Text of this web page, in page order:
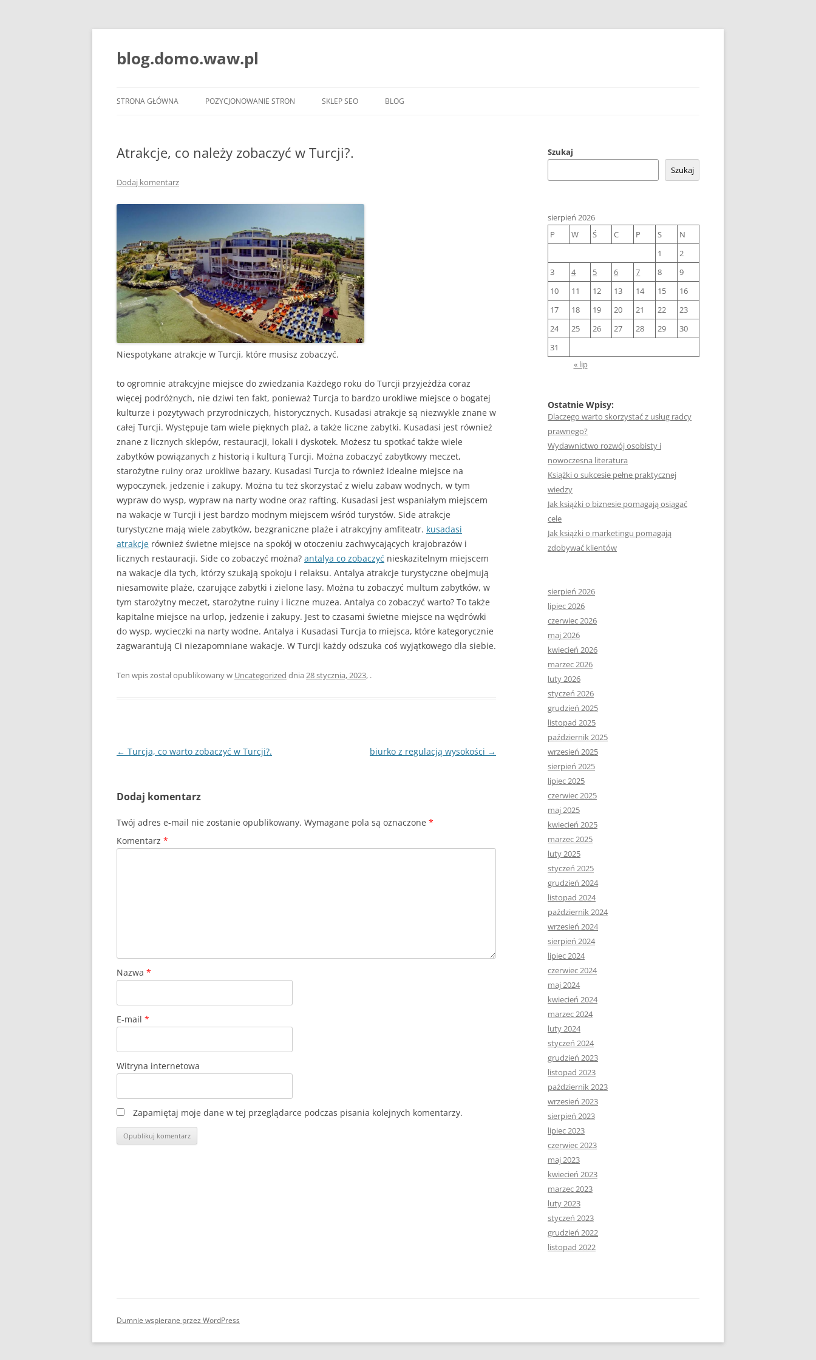
blog.domo.waw.pl
STRONA GŁÓWNA POZYCJONOWANIE STRON SKLEP SEO BLOG
Atrakcje, co należy zobaczyć w Turcji?.
Dodaj komentarz
Niespotykane atrakcje w Turcji, które musisz zobaczyć.
to ogromnie atrakcyjne miejsce do zwiedzania Każdego roku do Turcji przyjeżdża coraz
więcej podróżnych, nie dziwi ten fakt, ponieważ Turcja to bardzo urokliwe miejsce o bogatej
kulturze i pozytywach przyrodniczych, historycznych. Kusadasi atrakcje są niezwykle znane w
całej Turcji. Występuje tam wiele pięknych plaż, a także liczne zabytki. Kusadasi jest również
znane z licznych sklepów, restauracji, lokali i dyskotek. Możesz tu spotkać także wiele
zabytków powiązanych z historią i kulturą Turcji. Można zobaczyć zabytkowy meczet,
starożytne ruiny oraz urokliwe bazary. Kusadasi Turcja to również idealne miejsce na
wypoczynek, jedzenie i zakupy. Można tu też skorzystać z wielu zabaw wodnych, w tym
wypraw do wysp, wypraw na narty wodne oraz rafting. Kusadasi jest wspaniałym miejscem
na wakacje w Turcji i jest bardzo modnym miejscem wśród turystów. Side atrakcje
turystyczne mają wiele zabytków, bezgraniczne plaże i atrakcyjny amfiteatr. kusadasi
atrakcje również świetne miejsce na spokój w otoczeniu zachwycających krajobrazów i
licznych restauracji. Side co zobaczyć można? antalya co zobaczyć nieskazitelnym miejscem
na wakacje dla tych, którzy szukają spokoju i relaksu. Antalya atrakcje turystyczne obejmują
niesamowite plaże, czarujące zabytki i zielone lasy. Można tu zobaczyć multum zabytków, w
tym starożytny meczet, starożytne ruiny i liczne muzea. Antalya co zobaczyć warto? To także
kapitalne miejsce na urlop, jedzenie i zakupy. Jest to czasami świetne miejsce na wędrówki
do wysp, wycieczki na narty wodne. Antalya i Kusadasi Turcja to miejsca, które kategorycznie
zagwarantują Ci niezapomniane wakacje. W Turcji każdy odszuka coś wyjątkowego dla siebie.
Ten wpis został opublikowany w Uncategorized dnia 28 stycznia, 2023, .
Nawigacja
← Turcja, co warto zobaczyć w Turcji?. biurko z regulacją wysokości →
Dodaj komentarz
Twój adres e-mail nie zostanie opublikowany. Wymagane pola są oznaczone *
Komentarz *
Nazwa *
E-mail *
Witryna internetowa
Zapamiętaj moje dane w tej przeglądarce podczas pisania kolejnych komentarzy.
Szukaj
Szukaj
sierpień 2026
P
W Ś C P S
N
1
2
3
4 5 6 7 8
9
10
11 12 13 14 15
16
17
18 19 20 21 22
23
24
25 26 27 28 29
30
31
« lip
Ostatnie Wpisy:
Dlaczego warto skorzystać z usług radcy
prawnego?
Wydawnictwo rozwój osobisty i
nowoczesna literatura
Książki o sukcesie pełne praktycznej
wiedzy
Jak książki o biznesie pomagają osiągać
cele
Jak książki o marketingu pomagają
zdobywać klientów
sierpień 2026
lipiec 2026
czerwiec 2026
maj 2026
kwiecień 2026
marzec 2026
luty 2026
styczeń 2026
grudzień 2025
listopad 2025
październik 2025
wrzesień 2025
sierpień 2025
lipiec 2025
czerwiec 2025
maj 2025
kwiecień 2025
marzec 2025
luty 2025
styczeń 2025
grudzień 2024
listopad 2024
październik 2024
wrzesień 2024
sierpień 2024
lipiec 2024
czerwiec 2024
maj 2024
kwiecień 2024
marzec 2024
luty 2024
styczeń 2024
grudzień 2023
listopad 2023
październik 2023
wrzesień 2023
sierpień 2023
lipiec 2023
czerwiec 2023
maj 2023
kwiecień 2023
marzec 2023
luty 2023
styczeń 2023
grudzień 2022
listopad 2022
Dumnie wspierane przez WordPress